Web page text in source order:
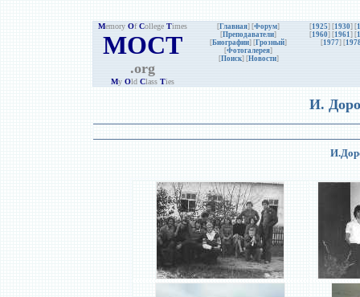
Memory Of College Times
MOCT
.org
My Old Class Ties
[Главная] [Форум]
[Преподаватели]
[Биографии] [Грозный]
[Фотогалерея]
[Поиск] [Новости]
[1925] [1930] [
[1960] [1961] [
[1977] [
И.